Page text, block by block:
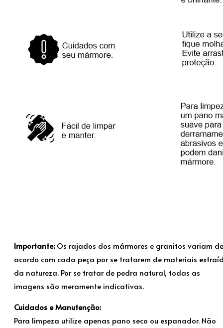
Importante:Os rajados dos mármores e granitos variam de
acordo com cada peça por se tratarem de materiais
da natureza. Por se tratar de pedra natural, todas as
imagens são meramente indicativas.
Cuidados e Manutenção:
Para limpeza utilize apenas pano seco ou espanador. Não